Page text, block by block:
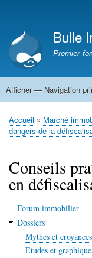
compte
de
l'utilisateur
Bulle
Premier
Navigation
Afficher — Navigation
Accueil
Fil
Accueil Marché
dangers de la
Conseils
en
Forum immobilier
Dossiers
Mythes et
Etudes et